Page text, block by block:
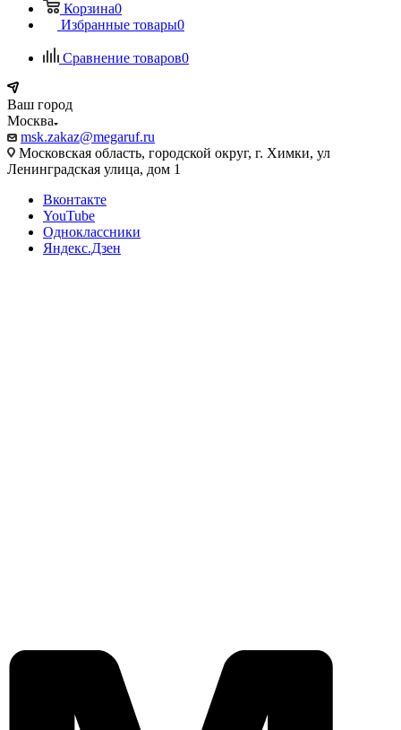
Корзина0
Избранные товары0
Сравнение товаров0
Ваш город
Москва
msk.zakaz@megaruf.ru
Московская область, городской округ, г. Химки, ул
Ленинградская улица, дом 1
Вконтакте
YouTube
Одноклассники
Яндекс.Дзен